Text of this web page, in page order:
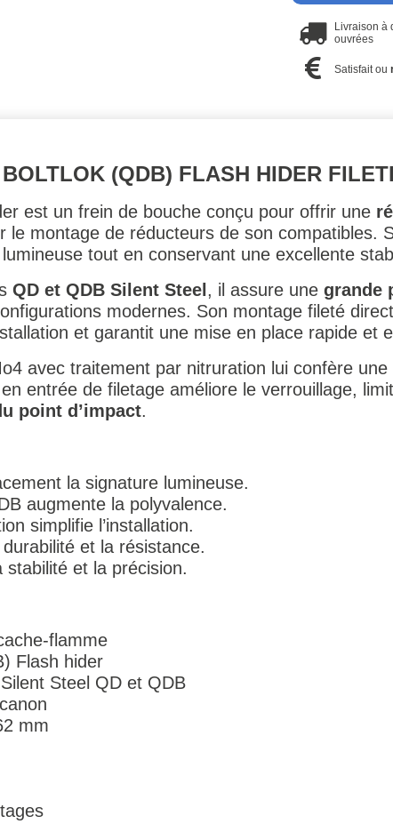
Livraison à
ouvrées
Satisfait ou
(QDB) FLASH HIDER
est un frein de bouche conçu pour offrir une
le montage de réducteurs de son compatibles.
tout en conservant une excellente
QD et QDB Silent Steel , il assure une grande
modernes. Son montage fileté
et garantit une mise en place rapide et
avec traitement par nitruration lui confère une
entrée de filetage améliore le verrouillage,
point d’impact.
la signature lumineuse.
augmente la polyvalence.
simplifie l’installation.
et la résistance.
et la précision.
flamme
Flash hider
Steel QD et QDB
mm